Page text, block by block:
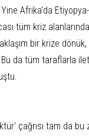
Afrika'da
tüm kriz
bir krize
da tüm taraflarla
çağrısı tam da